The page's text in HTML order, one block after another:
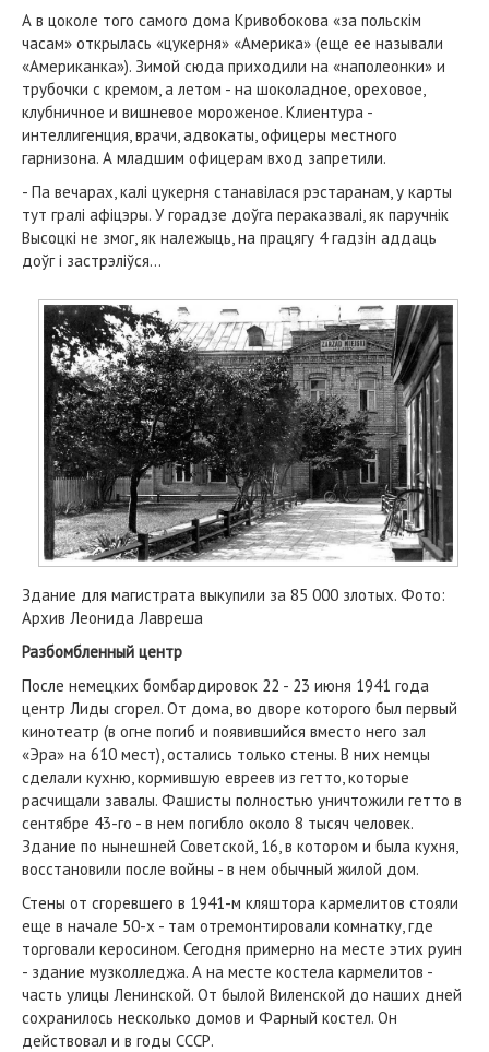
А в цоколе того самого дома Кривобокова «за польскім
часам» открылась «цукерня» «Америка» (еще ее называли
«Американка»). Зимой сюда приходили на «наполеонки» и
трубочки с кремом, а летом - на шоколадное, ореховое,
клубничное и вишневое мороженое. Клиентура -
интеллигенция, врачи, адвокаты, офицеры местного
гарнизона. А младшим офицерам вход запретили.
- Па вечарах, калі цукерня станавілася рэстаранам, у карты
тут гралі афіцэры. У горадзе доўга пераказвалі, як паручнік
Высоцкі не змог, як належыць, на працягу 4 гадзін аддаць
доўг і застрэліўся…
Здание для магистрата выкупили за 85 000 злотых. Фото:
Архив Леонида Лавреша
Разбомбленный центр
После немецких бомбардировок 22 - 23 июня 1941 года
центр Лиды сгорел. От дома, во дворе которого был первый
кинотеатр (в огне погиб и появившийся вместо него зал
«Эра» на 610 мест), остались только стены. В них немцы
сделали кухню, кормившую евреев из гетто, которые
расчищали завалы. Фашисты полностью уничтожили гетто в
сентябре 43-го - в нем погибло около 8 тысяч человек.
Здание по нынешней Советской, 16, в котором и была кухня,
восстановили после войны - в нем обычный жилой дом.
Стены от сгоревшего в 1941-м кляштора кармелитов стояли
еще в начале 50-х - там отремонтировали комнатку, где
торговали керосином. Сегодня примерно на месте этих руин
- здание музколледжа. А на месте костела кармелитов -
часть улицы Ленинской. От былой Виленской до наших дней
сохранилось несколько домов и Фарный костел. Он
действовал и в годы СССР.